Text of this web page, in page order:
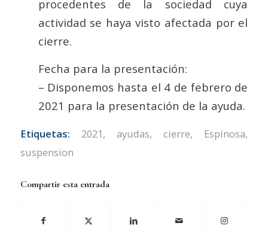
procedentes de la sociedad cuya
actividad se haya visto afectada por el
cierre.
Fecha para la presentación:
– Disponemos hasta el 4 de febrero de
2021 para la presentación de la ayuda.
Etiquetas: 2021, ayudas,cierre, Espinosa,
suspension
Compartir esta entrada